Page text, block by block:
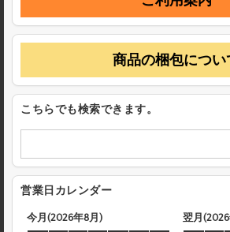
商品の梱包につい
こちらでも検索できます。
営業日カレンダー
今月(2026年8月)
翌月